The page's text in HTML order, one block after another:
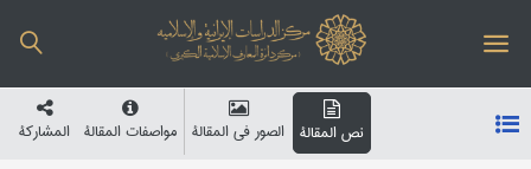
نص المقالة الصور في المقالة مواصفات المقالة المشارکة